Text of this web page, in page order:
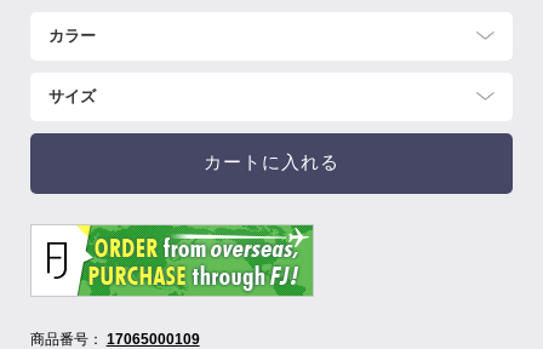
カートに入れる
商品番号： 17065000109